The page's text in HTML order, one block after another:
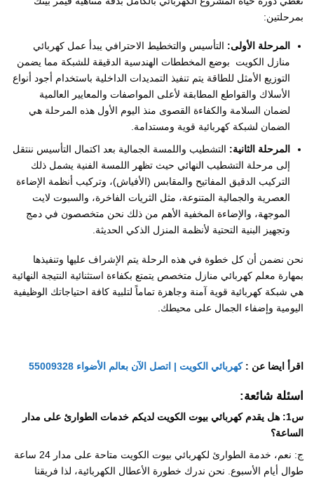
بمرحلتين:
​المرحلة الأولى: التأسيس والتخطيط الاحترافي يبدأ عمل كهربائي
منازل الكويت بوضع المخططات الهندسية الدقيقة للشبكة مما يضمن
التوزيع الأمثل للطاقة يتم تنفيذ التمديدات الداخلية باستخدام أجود أنواع
الأسلاك والقواطع المطابقة لأعلى المواصفات والمعايير العالمية
لضمان السلامة والكفاءة القصوى منذ اليوم الأول هذه المرحلة هي
الضمان لشبكة كهربائية قوية ومستدامة.
​المرحلة الثانية: التشطيب واللمسة الجمالية بعد اكتمال التأسيس ننتقل
إلى مرحلة التشطيب النهائي حيث تظهر اللمسة الفنية يشمل ذلك
التركيب الدقيق المفاتيح والمقابس (الأفياش)، وتركيب أنظمة الإضاءة
العصرية والجمالية المتنوعة، مثل الثريات الفاخرة، والسبوت لايت
الموجهة، والإضاءة المخفية الأهم من ذلك نحن متخصصون في دمج
وتجهيز البنية التحتية لأنظمة المنزل الذكي الحديثة.
​نحن نضمن أن كل خطوة في هذه الرحلة يتم الإشراف عليها وتنفيذها
بمهارة معلم كهربائي منازل متخصص يتمتع بكفاءة استثنائية النتيجة النهائية
هي شبكة كهربائية قوية آمنة وجاهزة تماماً لتلبية كافة احتياجاتك الوظيفية
اليومية وإضفاء الجمال على محيطك.
اقرأ ايضا عن :كهربائي الكويت | اتصل الآن بعالم الأضواء 55009328
اسئلة شائعة:
س1: هل يقدم كهربائي بيوت الكويت لديكم خدمات الطوارئ على مدار
الساعة؟
ج
: نعم، خدمة الطوارئ لكهربائي بيوت الكويت متاحة على مدار 24 ساعة
طوال أيام الأسبوع. نحن ندرك خطورة الأعطال الكهربائية، لذا فريقنا